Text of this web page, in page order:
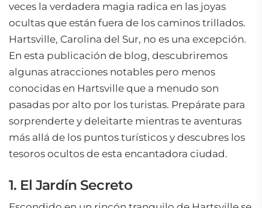
veces la verdadera magia radica en las joyas
ocultas que están fuera de los caminos trillados.
Hartsville, Carolina del Sur, no es una excepción.
En esta publicación de blog, descubriremos
algunas atracciones notables pero menos
conocidas en Hartsville que a menudo son
pasadas por alto por los turistas. Prepárate para
sorprenderte y deleitarte mientras te aventuras
más allá de los puntos turísticos y descubres los
tesoros ocultos de esta encantadora ciudad.
1. El Jardín Secreto